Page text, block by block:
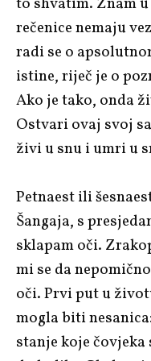
rečenice nemaju
radi se o
istine, riječ je o
Ako je tako, onda
Ostvari ovaj svoj
živi u snu i umri u
Petnaest ili
Šangaja, s
sklapam oči.
mi se da
oči. Prvi put u
mogla biti
stanje koje